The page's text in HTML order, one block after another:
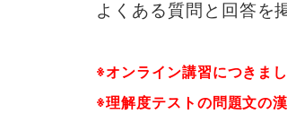
よくある質問と回答を
※オンライン講習につきま
※理解度テストの問題文の